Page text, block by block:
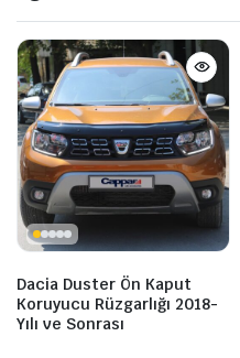
Dacia Duster Ön Kaput
Koruyucu Rüzgarlığı 2018-
Yılı ve Sonrası